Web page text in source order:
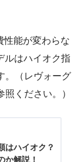
性能が変わらな
ルはハイオク指
。（レヴォーグ
ください。）
はハイオク？
か解説！